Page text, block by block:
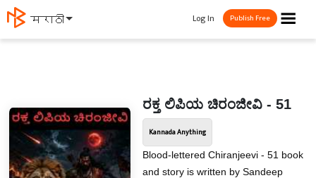
मराठी ☰
Log In Publish Free
ರಕ್ತ ಲಿಪಿಯ ಚಿರಂಜೀವಿ - 51
Kannada Anything
Blood-lettered Chiranjeevi - 51 book
and story is written by Sandeep